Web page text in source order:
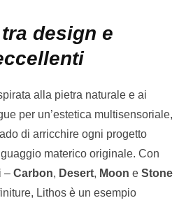
design e
alla pietra naturale e ai
per un’estetica multisensoriale,
di arricchire ogni progetto
materico originale. Con
– Carbon, Desert, Moon e Stone
Lithos è un esempio